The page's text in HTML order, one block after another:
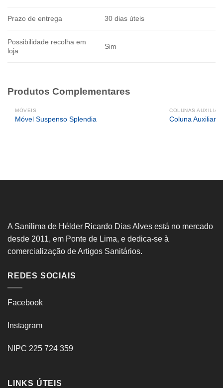
Prazo de entrega 30 dias úteis
Possibilidade recolha em
loja
Sim
Produtos Complementares
MÓVEIS
Móvel Suspenso Splendia
COLUNAS
Coluna Auxiliar
A Sanilima de Hélder Ricardo Dias Alves está no mercado
desde 2011, em Ponte de Lima, e dedica-se à
comercialização de Artigos Sanitários.
REDES SOCIAIS
Facebook
Instagram
NIPC 225 724 359
LINKS ÚTEIS